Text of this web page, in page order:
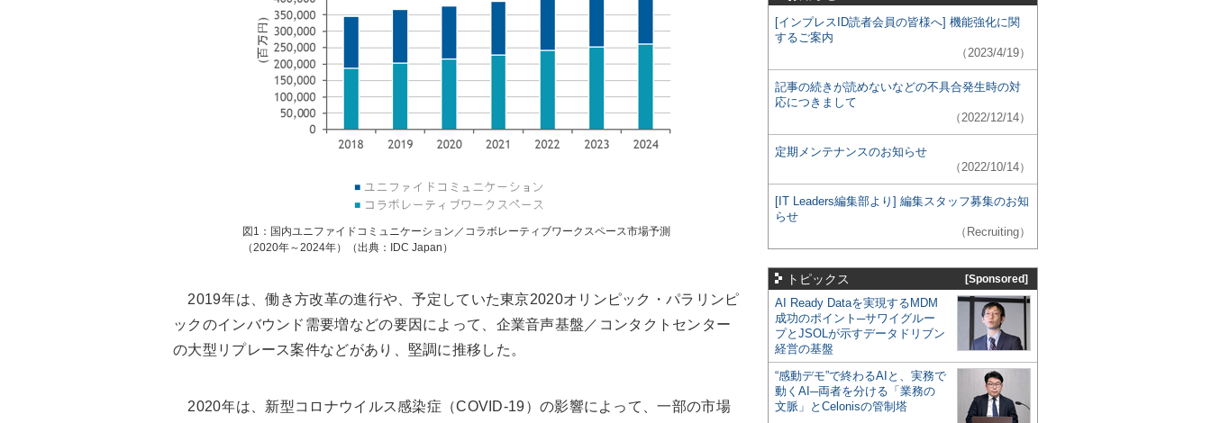
図1：国内ユニファイドコミュニケーション／コラボレーティブワークスペース市場予測
（2020年～2024年）（出典：IDC Japan）
2019年は、働き方改革の進行や、予定していた東京2020オリンピック・パラリンピ
ックのインバウンド需要増などの要因によって、企業音声基盤／コンタクトセンター
の大型リプレース案件などがあり、堅調に推移した。
2020年は、新型コロナウイルス感染症（COVID-19）の影響によって、一部の市場
[インプレスID読者会員の皆様へ] 機能強化に関
するご案内
（2023/4/19）
記事の続きが読めないなどの不具合発生時の対
応につきまして
（2022/12/14）
定期メンテナンスのお知らせ
（2022/10/14）
[IT Leaders編集部より] 編集スタッフ募集のお知
らせ
（Recruiting）
トピックス [Sponsored]
AI Ready Dataを実現するMDM
成功のポイント─サワイグルー
プとJSOLが示すデータドリブン
経営の基盤
“感動デモ”で終わるAIと、実務で
動くAI─両者を分ける「業務の
文脈」とCelonisの管制塔